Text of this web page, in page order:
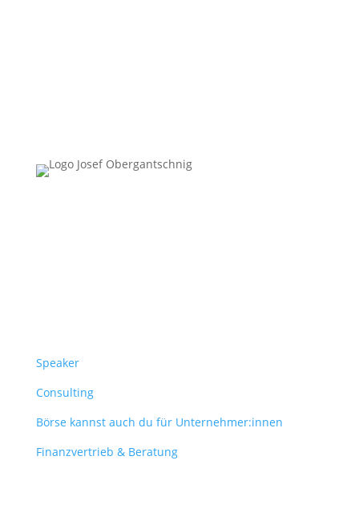
Speaker
Consulting
Börse kannst auch du für Unternehmer:innen
Finanzvertrieb & Beratung